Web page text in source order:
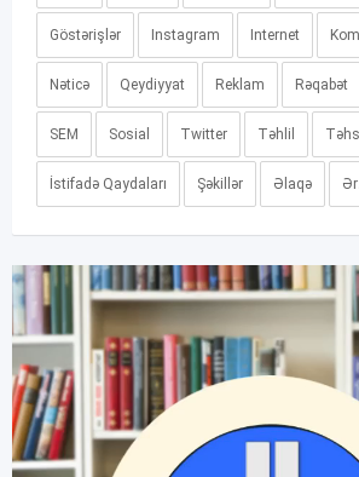
Göstərişlər Instagram Internet
Nəticə Qeydiyyat Reklam Rəqabət
SEM Sosial Twitter Təhlil
İstifadə Qaydaları Şəkillər Əlaqə